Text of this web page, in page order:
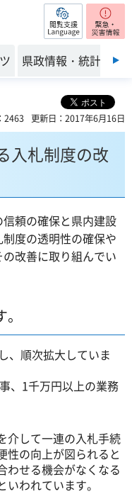
閲覧支援
県政情報・統計
2463 更新日：2017年6月16日
入札制度の改
頼の確保と県内建設
度の透明性の確保や
改善に取り組んでい
、順次拡大していま
、1千万円以上の業務
介して一連の入札手続
性の向上が図られると
わせる機会がなくなる
われています。